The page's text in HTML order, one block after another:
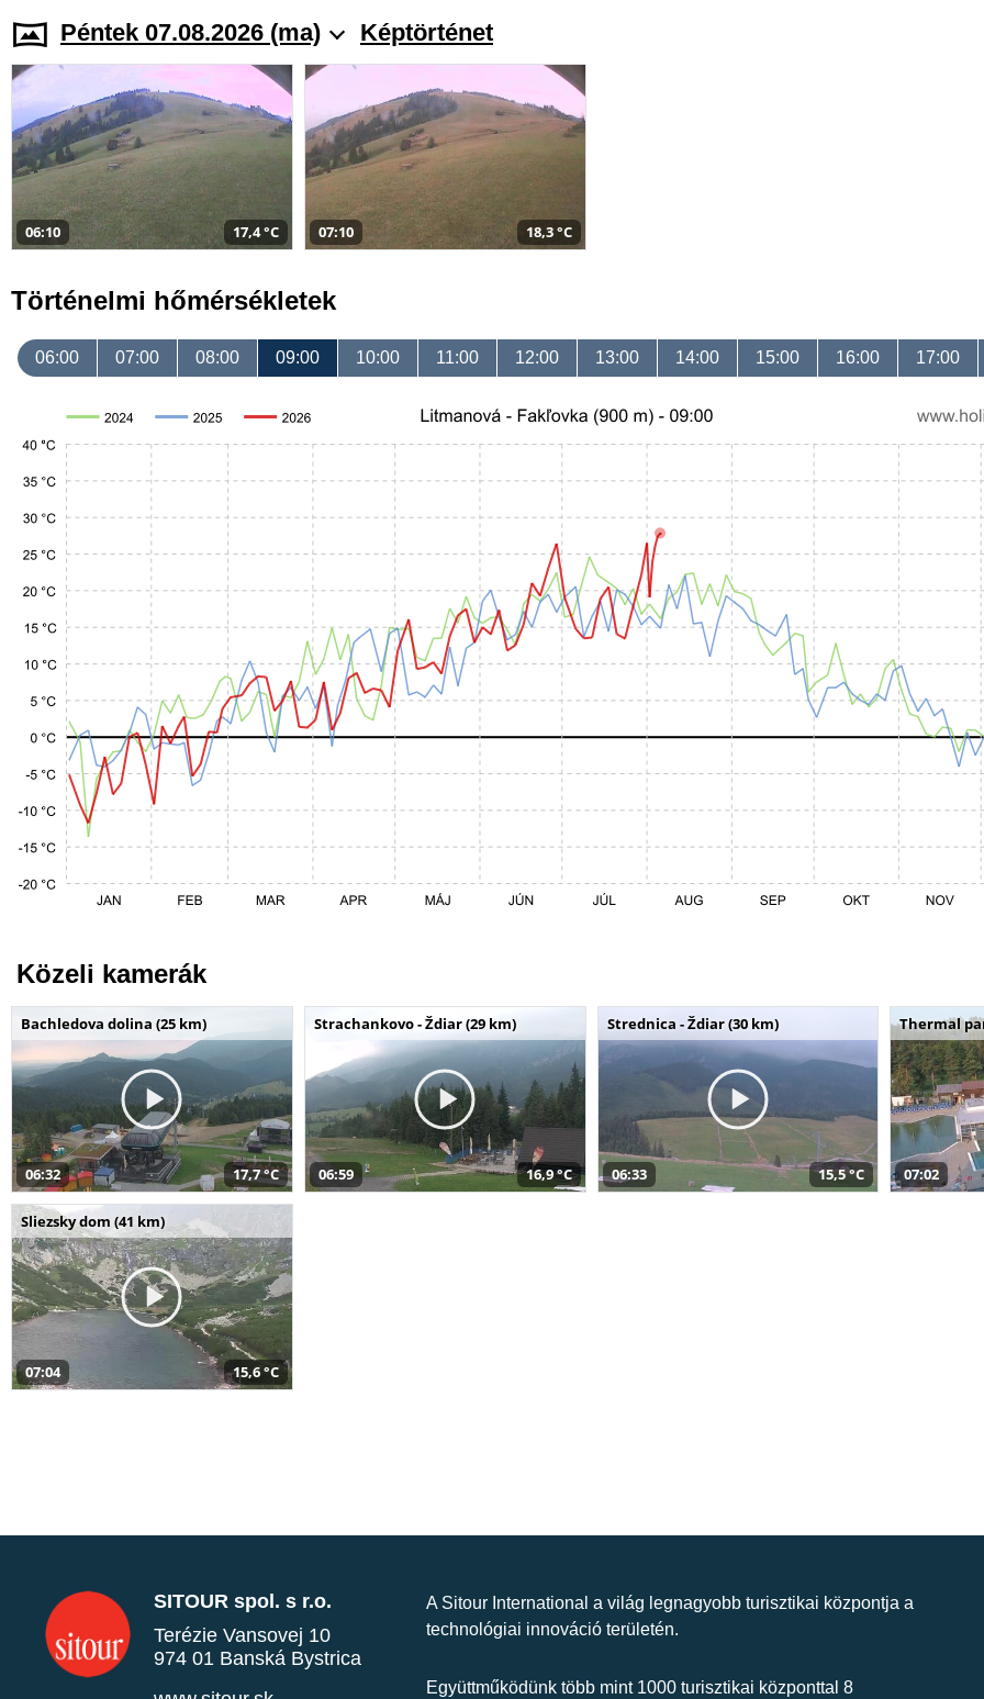
Péntek 07.08.2026 (ma) Képtörténet
06:10 17,4 °C 07:10 18,3 °C
Történelmi hőmérsékletek
06:00 07:00 08:00 09:00 10:00 11:00 12:00 13:00 14:00 15:00 16:00 17:00
Közeli kamerák
Bachledova dolina (25 km)
06:32 17,7 °C
Strachankovo - Ždiar (29 km)
06:59 16,9 °C
Strednica - Ždiar (30 km)
06:33 15,5 °C
Thermal
07:02
Sliezsky dom (41 km)
07:04 15,6 °C
SITOUR spol. s r.o.
Terézie Vansovej 10
974 01 Banská Bystrica
A Sitour International a világ legnagyobb turisztikai központja a
technológiai innováció területén.
Együttműködünk több mint 1000 turisztikai központtal 8